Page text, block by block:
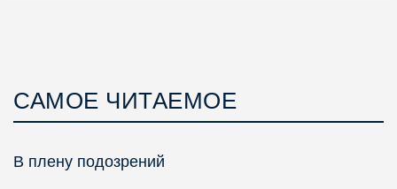
САМОЕ ЧИТАЕМОЕ
В плену подозрений